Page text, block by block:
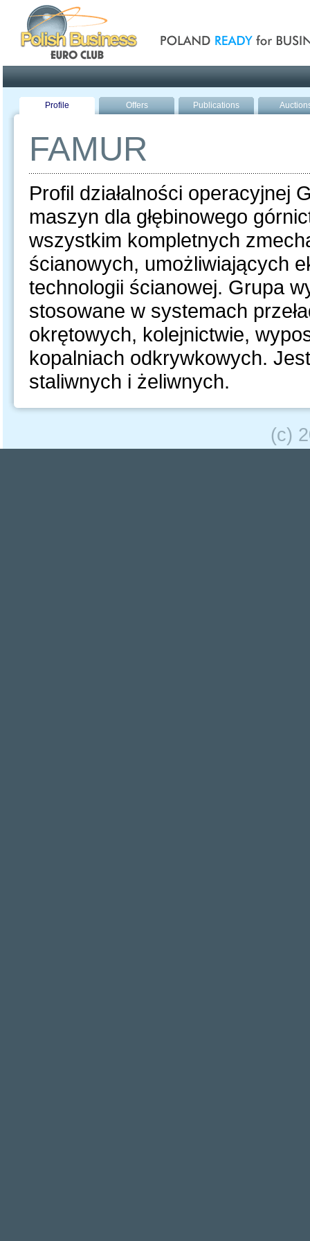
Profile Offers Publications
FAMUR
Profil działalności operacyjnej
maszyn dla głębinowego
wszystkim kompletnych
ścianowych, umożliwiających
technologii ścianowej. Grupa
stosowane w systemach
okrętowych, kolejnictwie,
kopalniach odkrywkowych.
staliwnych i żeliwnych.
(c)